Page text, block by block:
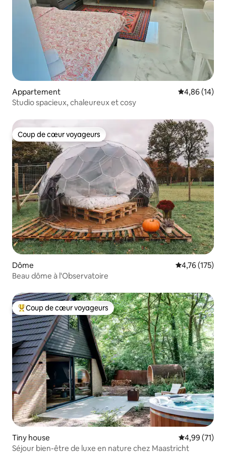
Appartement Évaluation
4,86 (14)
Studio spacieux, chaleureux et cosy
Coup de cœur voyageurs
Coup de cœur voyageurs
Dôme Évaluation
4,76 (175)
Beau dôme à l'Observatoire
Coups de cœur voyageurs les plus appréciés
Coup de cœur voyageurs
Tiny house Évaluation
4,99 (71)
Séjour bien-être de luxe en nature chez Maastricht